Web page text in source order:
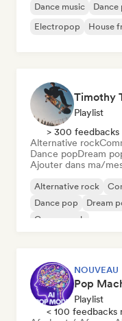
Dance music Dance
Electropop
House
Timothy
Playlist
> 300 feedbacks
Alternative rock
Dance popDream
Ajouter dans ma/
Alternative rock
Dance pop
Dream
Garage rock
NOUVEAU
Playlist
< 100 feedbacks